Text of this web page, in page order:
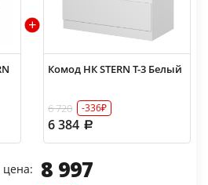
Комод НК STERN Т-3 Белый
6 720 -336₽
6 384
8 997